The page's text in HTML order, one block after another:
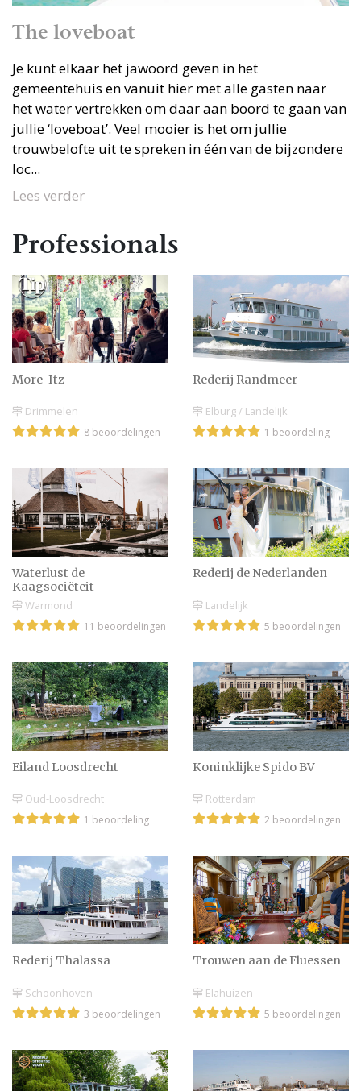
The loveboat
Je kunt elkaar het jawoord geven in het
gemeentehuis en vanuit hier met alle gasten naar
het water vertrekken om daar aan boord te gaan van
jullie ‘loveboat’. Veel mooier is het om jullie
trouwbelofte uit te spreken in één van de bijzondere
loc...
Lees verder
Professionals
More-Itz
Drimmelen
8 beoordelingen
Rederij Randmeer
Elburg / Landelijk
1 beoordeling
Waterlust de
Kaagsociëteit
Warmond
11 beoordelingen
Rederij de Nederlanden
Landelijk
5 beoordelingen
Eiland Loosdrecht
Oud-Loosdrecht
1 beoordeling
Koninklijke Spido BV
Rotterdam
2 beoordelingen
Rederij Thalassa
Schoonhoven
3 beoordelingen
Trouwen aan de Fluessen
Elahuizen
5 beoordelingen